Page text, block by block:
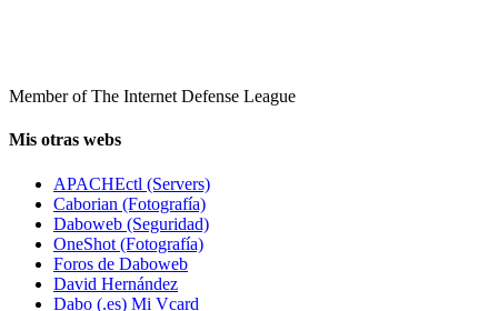
Member of The Internet Defense League
Mis otras webs
APACHEctl (Servers)
Caborian (Fotografía)
Daboweb (Seguridad)
OneShot (Fotografía)
Foros de Daboweb
David Hernández
Dabo (.es) Mi Vcard